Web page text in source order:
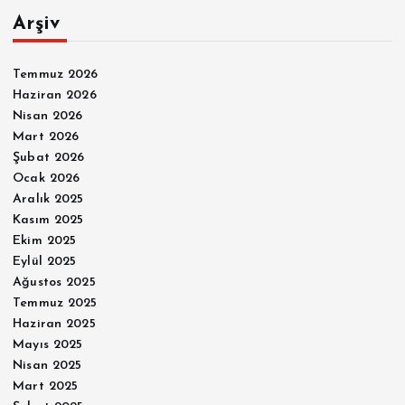
Arşiv
Temmuz 2026
Haziran 2026
Nisan 2026
Mart 2026
Şubat 2026
Ocak 2026
Aralık 2025
Kasım 2025
Ekim 2025
Eylül 2025
Ağustos 2025
Temmuz 2025
Haziran 2025
Mayıs 2025
Nisan 2025
Mart 2025